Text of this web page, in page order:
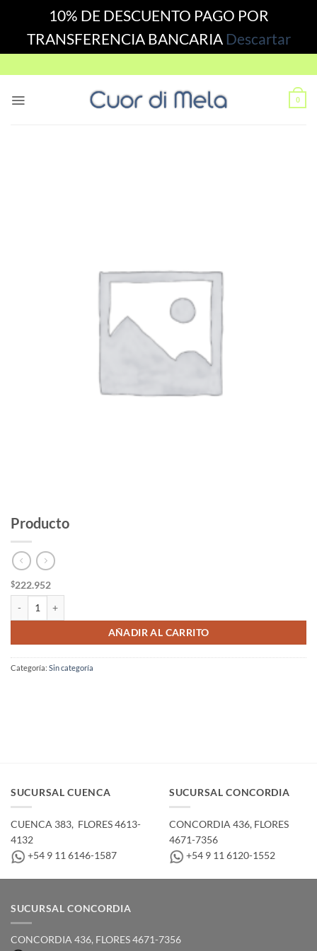
10% DE DESCUENTO PAGO POR
TRANSFERENCIA BANCARIA Descartar
to
0
Producto
$222.952
AÑADIR AL CARRITO
Categoría: Sin categoría
SUCURSAL CUENCA
CUENCA 383, ­ FLORES 4613-
4132
+54 9 11 6146-1587
SUCURSAL CONCORDIA
CONCORDIA 436,­ FLORES
4671-7356
+54 9 11 6120-1552
SUCURSAL CONCORDIA
CONCORDIA 436,­ FLORES 4671-7356